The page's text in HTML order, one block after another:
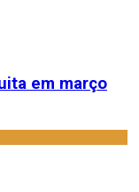
em março